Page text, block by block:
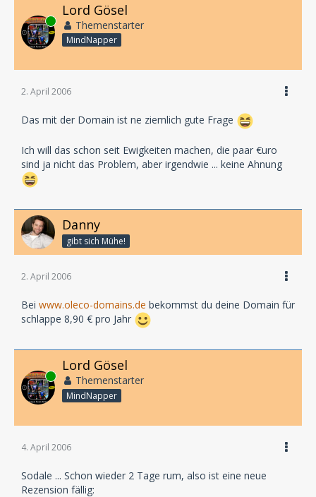
Online
Lord Gösel
Themenstarter
MindNapper
2. April 2006
Das mit der Domain ist ne ziemlich gute Frage
Ich will das schon seit Ewigkeiten machen, die paar €uro
sind ja nicht das Problem, aber irgendwie ... keine Ahnung
Danny
gibt sich Mühe!
2. April 2006
Bei www.oleco-domains.de bekommst du deine Domain für
schlappe 8,90 € pro Jahr
Online
Lord Gösel
Themenstarter
MindNapper
4. April 2006
Sodale ... Schon wieder 2 Tage rum, also ist eine neue
Rezension fällig: